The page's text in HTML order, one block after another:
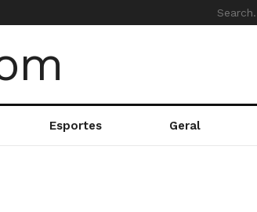
Esportes Geral